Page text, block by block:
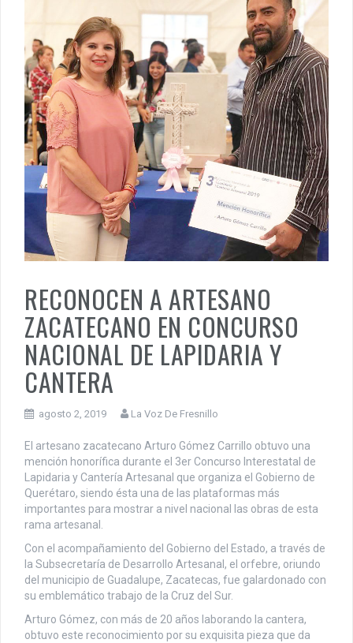
RECONOCEN A ARTESANO
ZACATECANO EN CONCURSO
NACIONAL DE LAPIDARIA Y
CANTERA
agosto 2, 2019 La Voz De Fresnillo
El artesano zacatecano Arturo Gómez Carrillo obtuvo una
mención honorífica durante el 3er Concurso Interestatal de
Lapidaria y Cantería Artesanal que organiza el Gobierno de
Querétaro, siendo ésta una de las plataformas más
importantes para mostrar a nivel nacional las obras de esta
rama artesanal.
Con el acompañamiento del Gobierno del Estado, a través de
la Subsecretaría de Desarrollo Artesanal, el orfebre, oriundo
del municipio de Guadalupe, Zacatecas, fue galardonado con
su emblemático trabajo de la Cruz del Sur.
Arturo Gómez, con más de 20 años laborando la cantera,
obtuvo este reconocimiento por su exquisita pieza que da